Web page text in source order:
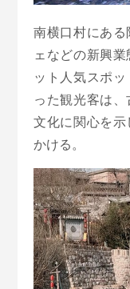
南横口村にある
ェなどの新興
ット人気スポ
った観光客は
文化に関心を示
かける。